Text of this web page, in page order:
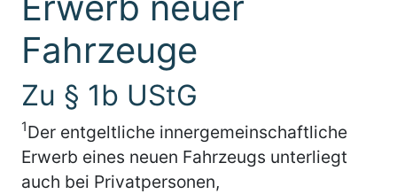
Fahrzeuge
Zu § 1b UStG
1Der entgeltliche innergemeinschaftliche
Erwerb eines neuen Fahrzeugs unterliegt
auch bei Privatpersonen,